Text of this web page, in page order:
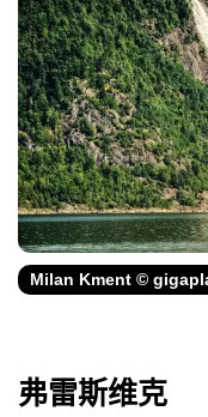
Milan Kment ©
弗雷斯维克